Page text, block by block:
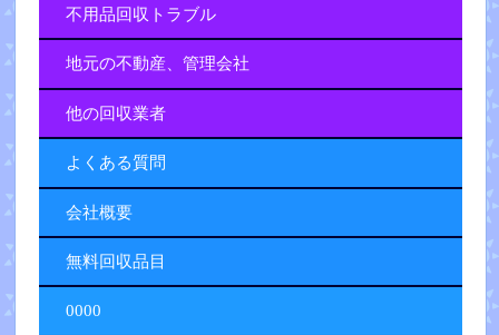
不用品回収トラブル
地元の不動産、管理会社
他の回収業者
よくある質問
会社概要
無料回収品目
0000